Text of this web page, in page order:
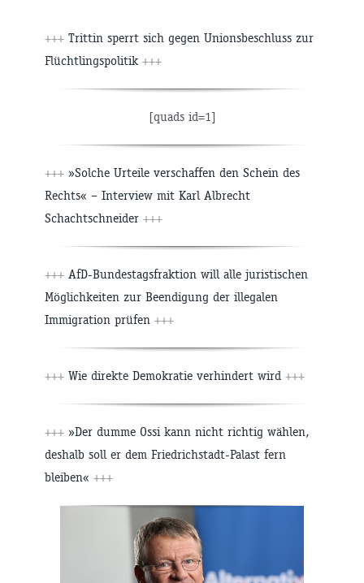
+++ Trittin sperrt sich gegen Unionsbeschluss zur
Flüchtlingspolitik +++
[quads id=1]
+++ »Solche Urteile verschaffen den Schein des
Rechts« – Interview mit Karl Albrecht
Schachtschneider +++
+++ AfD-Bundestagsfraktion will alle juristischen
Möglichkeiten zur Beendigung der illegalen
Immigration prüfen +++
+++ Wie direkte Demokratie verhindert wird +++
+++ »Der dumme Ossi kann nicht richtig wählen,
deshalb soll er dem Friedrichstadt-Palast fern
bleiben« +++